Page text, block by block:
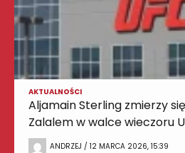
AKTUALNOŚCI
Aljamain Sterling zmierzy
Zalalem w walce wieczoru
ANDRZEJ / 12 MARCA 2026, 15:39